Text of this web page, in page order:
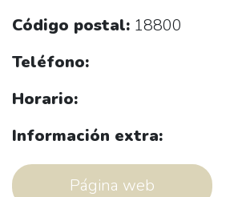
Código postal: 18800
Teléfono:
Horario:
Información extra:
Página web